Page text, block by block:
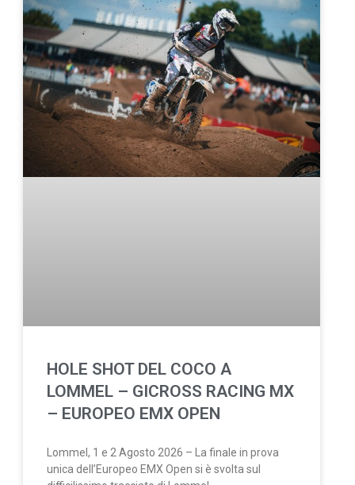
HOLE SHOT DEL COCO A
LOMMEL – GICROSS RACING MX
– EUROPEO EMX OPEN
Lommel, 1 e 2 Agosto 2026 – La finale in prova
unica dell’Europeo EMX Open si è svolta sul